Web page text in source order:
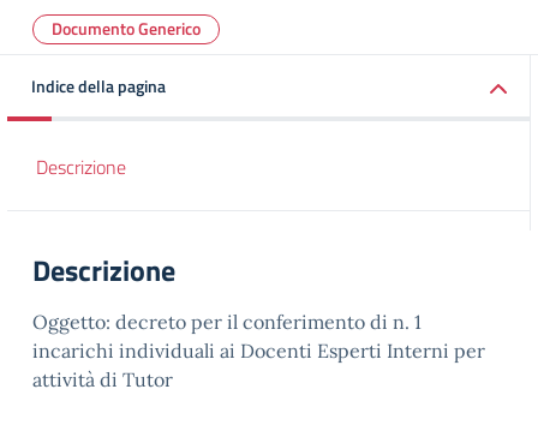
Documento Generico
Indice della pagina
Descrizione
Descrizione
Oggetto: decreto per il conferimento di n. 1
incarichi individuali ai Docenti Esperti Interni per
attività di Tutor